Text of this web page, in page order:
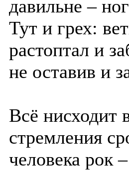
давильне –
Тут и грех:
растоптал и
не оставив и
Всё нисходит
стремления
человека рок